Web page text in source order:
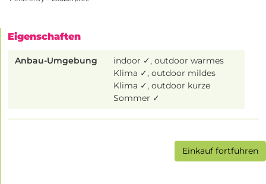
Eigenschaften
Anbau-Umgebung
indoor ✓, outdoor warmes
Klima ✓, outdoor mildes
Klima ✓, outdoor kurze
Sommer ✓
Einkauf fortführen